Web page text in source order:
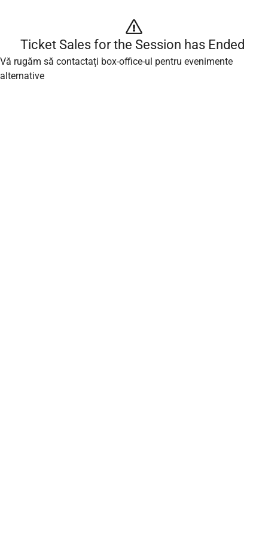
Ticket Sales for the Session has Ended
Vă rugăm să contactați box-office-ul pentru evenimente
alternative